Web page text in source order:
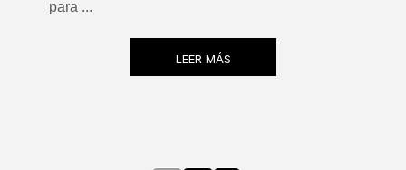
para ...
LEER MÁS